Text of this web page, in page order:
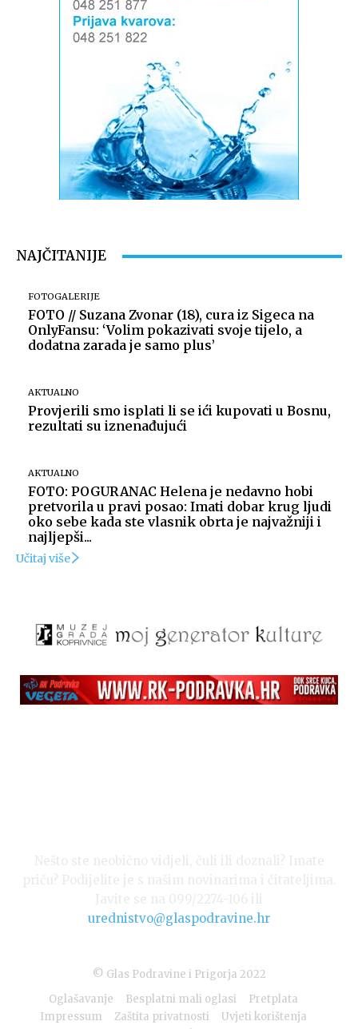
NAJČITANIJE
FOTOGALERIJE
FOTO // Suzana Zvonar (18), cura iz Sigeca na
OnlyFansu: ‘Volim pokazivati svoje tijelo, a
dodatna zarada je samo plus’
AKTUALNO
Provjerili smo isplati li se ići kupovati u Bosnu,
rezultati su iznenađujući
AKTUALNO
FOTO: POGURANAC Helena je nedavno hobi
pretvorila u pravi posao: Imati dobar krug ljudi
oko sebe kada ste vlasnik obrta je najvažniji i
najljepši...
Učitaj više
urednistvo@glaspodravine.hr
© Glas Podravine i Prigorja 2022
Oglašavanje
Besplatni mali oglasi
Pretplata
Impressum
Zaštita privatnosti
Uvjeti korištenja